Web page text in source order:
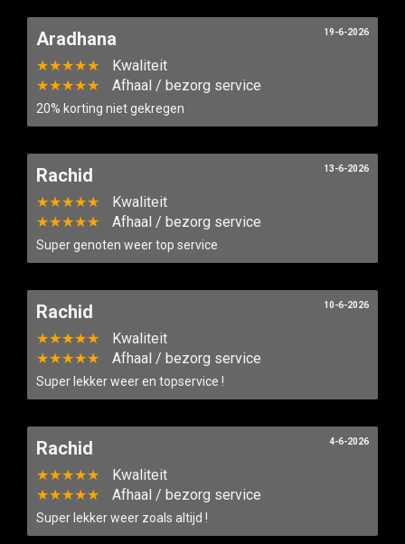
Aradhana
★★★★★
Kwaliteit
★★★★★
Afhaal / bezorg service
20% korting niet gekregen
19-6-2026
Rachid
★★★★★
Kwaliteit
★★★★★
Afhaal / bezorg service
Super genoten weer top service
13-6-2026
Rachid
★★★★★
Kwaliteit
★★★★★
Afhaal / bezorg service
Super lekker weer en topservice !
10-6-2026
Rachid
★★★★★
Kwaliteit
★★★★★
Afhaal / bezorg service
Super lekker weer zoals altijd !
4-6-2026